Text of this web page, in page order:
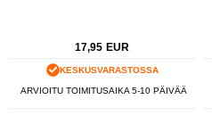
17,95 EUR
KESKUSVARASTOSSA
ARVIOITU TOIMITUSAIKA 5-10 PÄIVÄÄ